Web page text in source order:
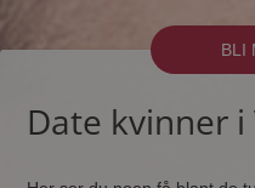
BLI
Date kvinner i